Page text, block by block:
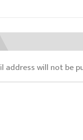
address will not be